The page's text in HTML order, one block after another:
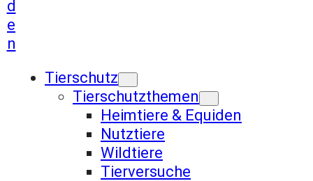
d
e
n
Tierschutz
Tierschutzthemen
Heimtiere & Equiden
Nutztiere
Wildtiere
Tierversuche